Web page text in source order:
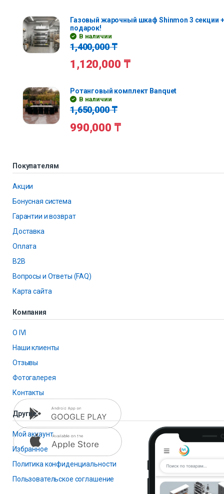
Газовый жарочный шкаф Shinmon 3 секции
подарок!
В наличии
1,400,000₸
1,120,000 ₸
Ротанговый комплект Banquet
В наличии
1,650,000₸
990,000 ₸
Покупателям
Акции
Бонусная система
Гарантии и возврат
Доставка
Оплата
B2B
Вопросы и Ответы (FAQ)
Карта сайта
Компания
О IVI
Наши клиенты
Отзывы
Фотогалерея
Контакты
Другие
Мой аккаунт
Избранное
Политика конфиденциальности
Пользовательское соглашение